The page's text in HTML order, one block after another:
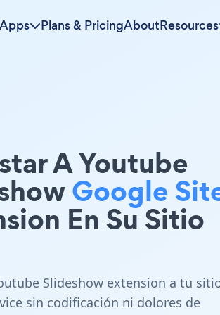
Apps Plans & PricingAboutResources
A Youtube
Google
En Su Sitio
Slideshow extension a tu
sin codificación ni dolores de